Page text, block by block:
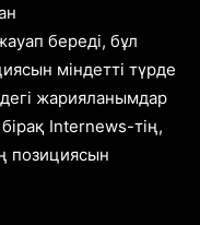
береді, бұл
міндетті түрде
жарияланымдар
Internews-тің,
позициясын